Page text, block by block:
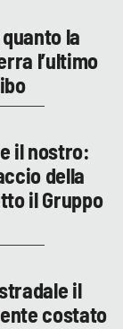
la
l’ultimo
il nostro:
della
il Gruppo
il
costato